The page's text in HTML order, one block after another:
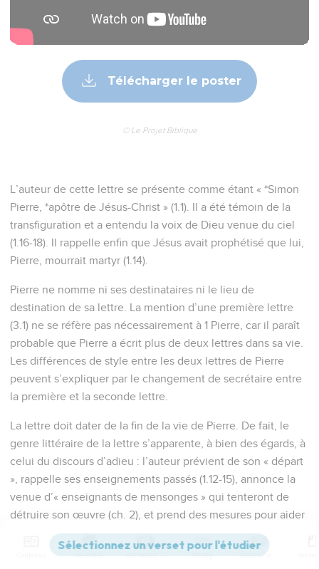
Télécharger le poster
© Le Projet Biblique
L’auteur de cette lettre se présente comme étant « *Simon
Pierre, *apôtre de Jésus-Christ » (1.1). Il a été témoin de la
transfiguration et a entendu la voix de Dieu venue du ciel
(1.16-18). Il rappelle enfin que Jésus avait prophétisé que lui,
Pierre, mourrait martyr (1.14).
Pierre ne nomme ni ses destinataires ni le lieu de
destination de sa lettre. La mention d’une première lettre
(3.1) ne se réfère pas nécessairement à 1 Pierre, car il paraît
probable que Pierre a écrit plus de deux lettres dans sa vie.
Les différences de style entre les deux lettres de Pierre
peuvent s’expliquer par le changement de secrétaire entre
la première et la seconde lettre.
La lettre doit dater de la fin de la vie de Pierre. De fait, le
genre littéraire de la lettre s’apparente, à bien des égards, à
celui du discours d’adieu : l’auteur prévient de son « départ
», rappelle ses enseignements passés (1.12-15), annonce la
venue d’« enseignants de mensonges » qui tenteront de
détruire son œuvre (ch. 2), et prend des mesures pour aider
ses correspondants à se mettre à l’abri de leur influence
Versions Commentaires Strong